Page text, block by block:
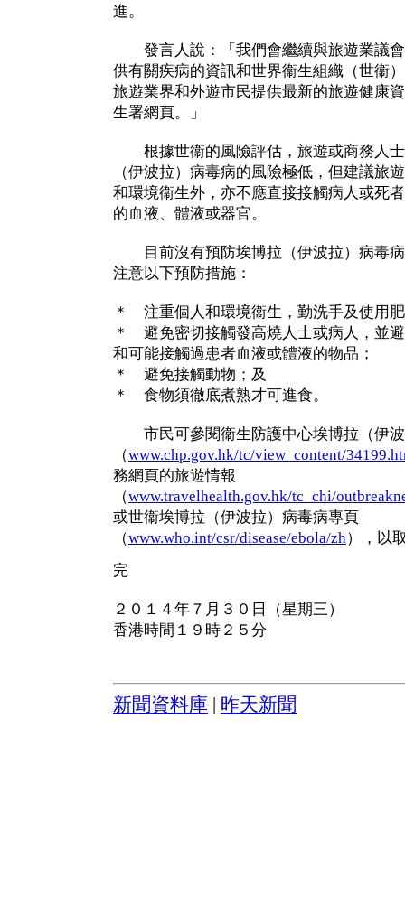
進。
發言人說：「我們會繼續與旅遊業議會
供有關疾病的資訊和世界衞生組織（世衞
旅遊業界和外遊市民提供最新的旅遊健康
生署網頁。」
根據世衞的風險評估，旅遊或商務人士
（伊波拉）病毒病的風險極低，但建議旅
和環境衞生外，亦不應直接接觸病人或死
的血液、體液或器官。
目前沒有預防埃博拉（伊波拉）病毒病
注意以下預防措施：
＊ 注重個人和環境衞生，勤洗手及使用
＊ 避免密切接觸發高燒人士或病人，並
和可能接觸過患者血液或體液的物品；
＊ 避免接觸動物；及
＊ 食物須徹底煮熟才可進食。
市民可參閱衞生防護中心埃博拉（伊波
（www.chp.gov.hk/tc/view_content/
務網頁的旅遊情報
（www.travelhealth.gov.hk/tc_chi/
或世衞埃博拉（伊波拉）病毒病專頁
（www.who.int/csr/disease/ebola/zh），以
完
２０１４年７月３０日（星期三）
香港時間１９時２５分
新聞資料庫 昨天新聞